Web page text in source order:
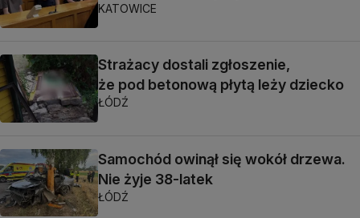
KATOWICE
Strażacy dostali zgłoszenie,
że pod betonową płytą leży dziecko
ŁÓDŹ
Samochód owinął się wokół drzewa.
Nie żyje 38-latek
ŁÓDŹ